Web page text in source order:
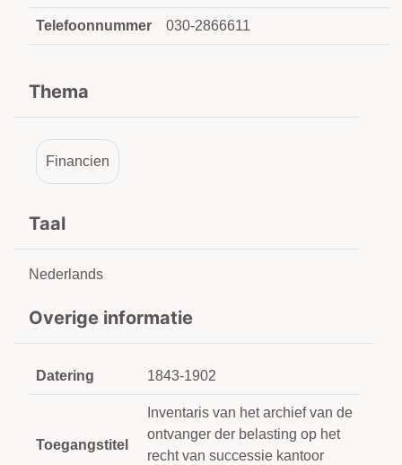
Telefoonnummer 030-2866611
Thema
Financien
Taal
Nederlands
Overige informatie
Datering 1843-1902
Toegangstitel
Inventaris van het archief van de
ontvanger der belasting op het
recht van successie kantoor